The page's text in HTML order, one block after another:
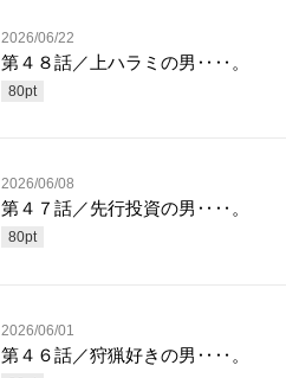
2026/06/22
第４８話／上ハラミの男‥‥。
80pt
2026/06/08
第４７話／先行投資の男‥‥。
80pt
2026/06/01
第４６話／狩猟好きの男‥‥。